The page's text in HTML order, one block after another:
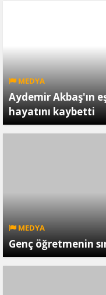
MEDYA
Aydemir Akbaş'ın
hayatını kaybetti
MEDYA
Genç öğretmenin